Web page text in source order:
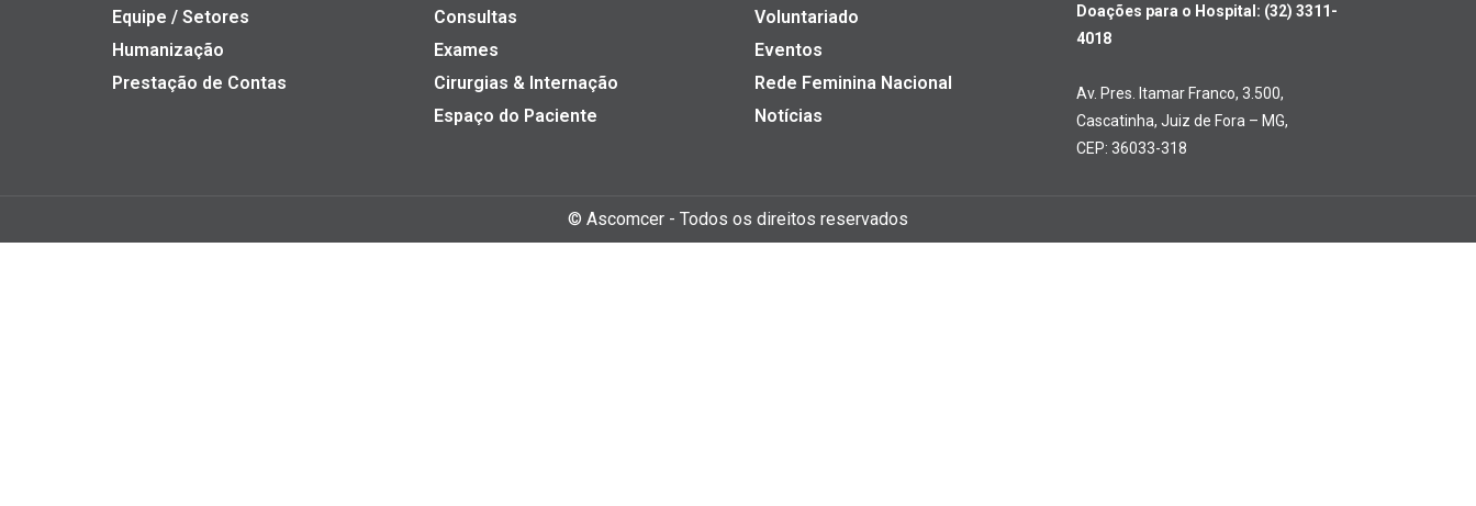
Equipe / Setores
Humanização
Prestação de Contas
Consultas
Exames
Cirurgias & Internação
Espaço do Paciente
Voluntariado
Eventos
Rede Feminina Nacional
Notícias
Doações para o Hospital: (32) 3311-
4018
Av. Pres. Itamar Franco, 3.500,
Cascatinha, Juiz de Fora – MG,
CEP: 36033-318
© Ascomcer - Todos os direitos reservados